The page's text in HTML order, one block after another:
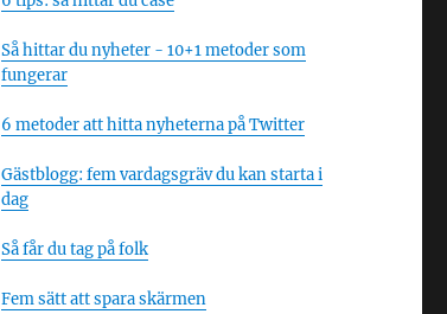
Så hittar du nyheter - 10+1 metoder som
fungerar
6 metoder att hitta nyheterna på Twitter
Gästblogg: fem vardagsgräv du kan starta i
dag
Så får du tag på folk
Fem sätt att spara skärmen